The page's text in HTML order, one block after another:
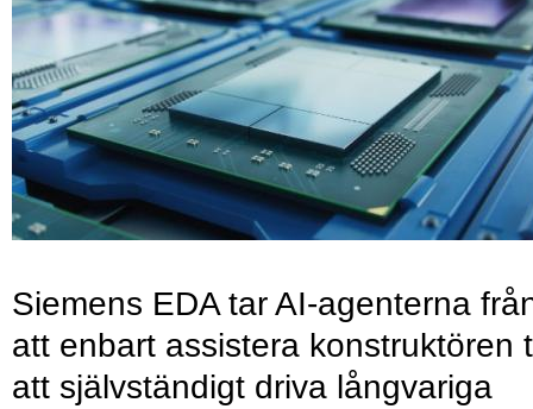
Siemens EDA tar AI-agenterna
att enbart assistera konstruktören
att självständigt driva långvariga